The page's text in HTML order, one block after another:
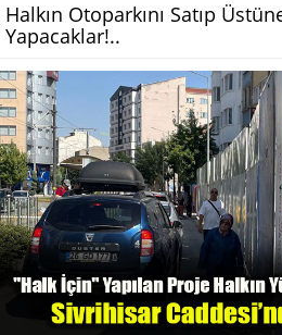
Halkın Otoparkını Satıp
Yapacaklar!..